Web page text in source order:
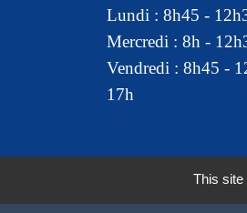
Lundi : 8h45 -
Mercredi : 8h -
Vendredi : 8h45 -
17h
Mentions légales -
This site